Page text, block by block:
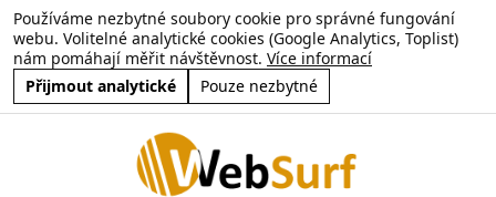
Používáme nezbytné soubory cookie pro správné fungování
webu. Volitelné analytické cookies (Google Analytics, Toplist)
nám pomáhají měřit návštěvnost. Více informací
Přijmout analytické
Pouze nezbytné